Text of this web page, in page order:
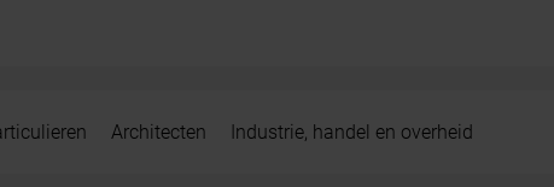
Architecten Industrie, handel en overheid